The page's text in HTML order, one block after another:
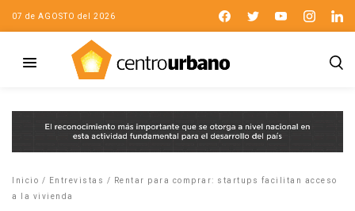
07 de AGOSTO del 2026
Inicio / Entrevistas /
Rentar para comprar: startups facilitan acceso
a la vivienda